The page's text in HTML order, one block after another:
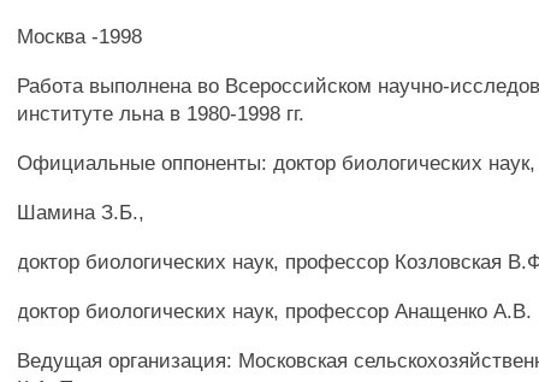
Москва -1998
Работа выполнена во Всероссийском научно-
институте льна в 1980-1998 гг.
Официальные оппоненты: доктор биологических
Шамина З.Б.,
доктор биологических наук, профессор Козловская
доктор биологических наук, профессор Анащенко A.B.
Ведущая организация: Московская